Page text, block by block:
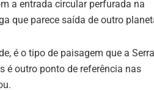
é o tipo de paisagem que a Serra